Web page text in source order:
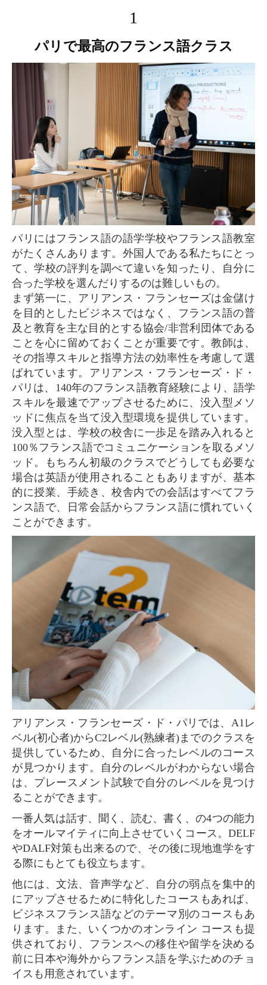
1
パリで最高のフランス語クラス
パリにはフランス語の語学学校やフランス語教室
がたくさんあります。外国人である私たちにとっ
て、学校の評判を調べて違いを知ったり、自分に
合った学校を選んだりするのは難しいもの。
まず第一に、アリアンス・フランセーズは金儲け
を目的としたビジネスではなく、フランス語の普
及と教育を主な目的とする協会/非営利団体である
ことを心に留めておくことが重要です。教師は、
その指導スキルと指導方法の効率性を考慮して選
ばれています。アリアンス・フランセーズ・ド・
パリは、140年のフランス語教育経験により、語学
スキルを最速でアップさせるために、没入型メソ
ッドに焦点を当て没入型環境を提供しています。
没入型とは、学校の校舎に一歩足を踏み入れると
100％フランス語でコミュニケーションを取るメソ
ッド。もちろん初級のクラスでどうしても必要な
場合は英語が使用されることもありますが、基本
的に授業、手続き、校舎内での会話はすべてフラ
ンス語で、日常会話からフランス語に慣れていく
ことができます。
アリアンス・フランセーズ・ド・パリでは、A1レ
ベル(初心者)からC2レベル(熟練者)までのクラスを
提供しているため、自分に合ったレベルのコース
が見つかります。自分のレベルがわからない場合
は、プレースメント試験で自分のレベルを見つけ
ることができます。
一番人気は話す、聞く、読む、書く、の4つの能力
をオールマイティに向上させていくコース。DELF
やDALF対策も出来るので、その後に現地進学をす
る際にもとても役立ちます。
他には、文法、音声学など、自分の弱点を集中的
にアップさせるために特化したコースもあれば、
ビジネスフランス語などのテーマ別のコースもあ
ります。また、いくつかのオンライン コースも提
供されており、フランスへの移住や留学を決める
前に日本や海外からフランス語を学ぶためのチョ
イスも用意されています。